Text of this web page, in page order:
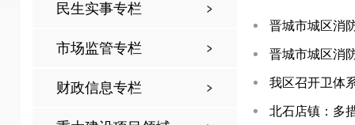
民生实事专栏
市场监管专栏
财政信息专栏
晋城市城区消
晋城市城区消
我区召开卫体
北石店镇：多